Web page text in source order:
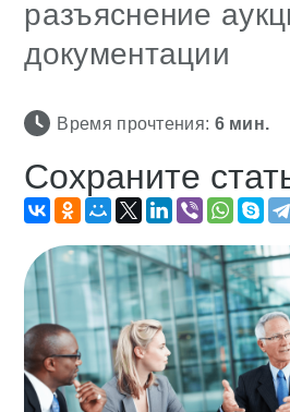
разъяснение
документации
Время прочтения: 6мин.
Сохраните